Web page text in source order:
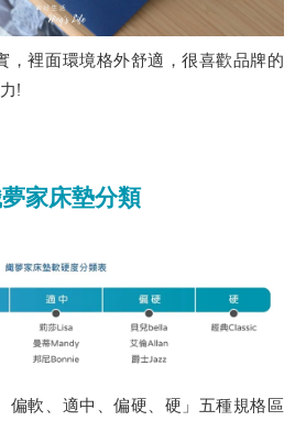
裡面環境格外舒適，很喜歡品牌的
!
家床墊分類
軟、適中、偏硬、硬」五種規格區